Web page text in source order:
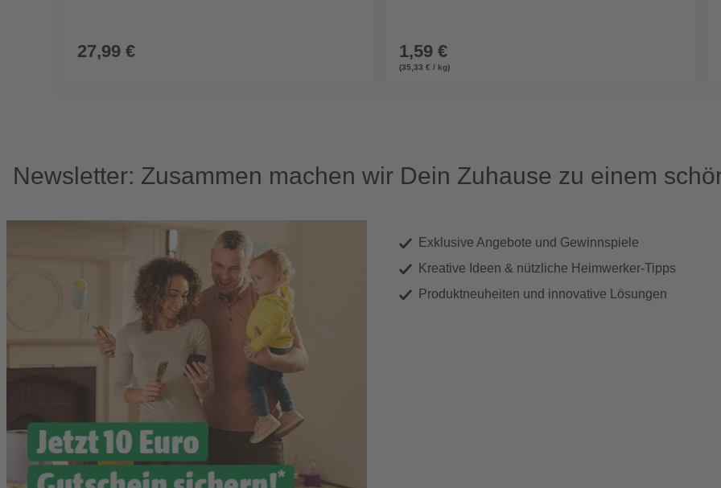
27,99 € 1,59 €
(35,33 € / kg)
Newsletter: Zusammen machen wir Dein Zuhause zu einem
Exklusive Angebote und Gewinnspiele
Kreative Ideen & nützliche Heimwerker-Tipps
Produktneuheiten und innovative Lösungen